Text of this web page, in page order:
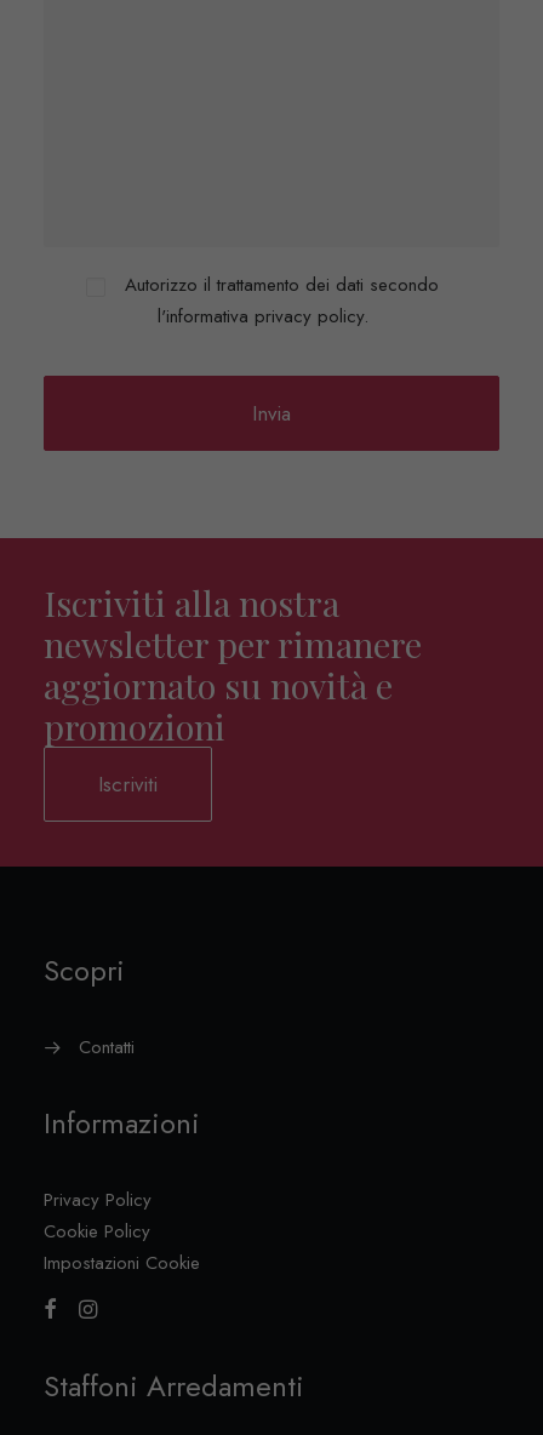
Autorizzo il trattamento dei dati secondo
l'informativa privacy policy.
Iscriviti alla nostra
newsletter per rimanere
aggiornato su novità e
promozioni
Iscriviti
Scopri
Contatti
Informazioni
Privacy Policy
Cookie Policy
Impostazioni Cookie
Staffoni Arredamenti